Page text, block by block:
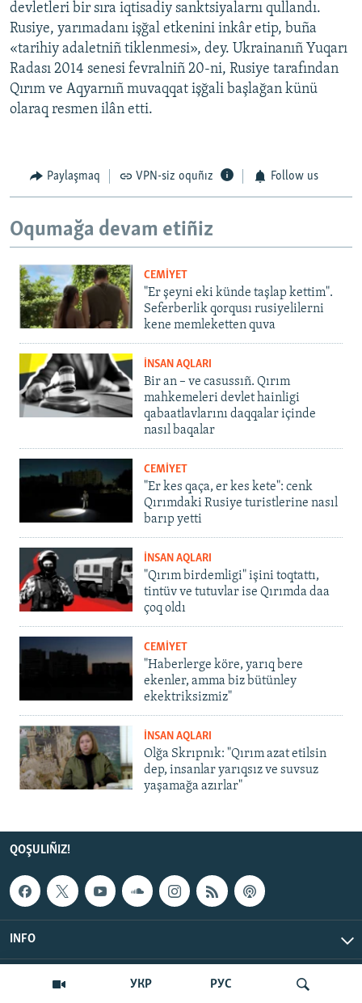
УКР РУС
devletleri bir sıra iqtisadiy sanktsiyalarnı qullandı.
Rusiye, yarımadanı işğal etkenini inkâr etip, buña
«tarihiy adaletniñ tiklenmesi», dey. Ukrainanıñ Yuqarı
Radası 2014 senesi fevralniñ 20-ni, Rusiye tarafından
Qırım ve Aqyarnıñ muvaqqat işğali başlağan künü
olaraq resmen ilân etti.
Paylaşmaq VPN-siz oquñız Follow us
Oqumağa devam etiñiz
CEMİYET
"Er şeyni eki künde taşlap kettim".
Seferberlik qorqusı rusiyelilerni
kene memleketten quva
İNSAN AQLARI
Bir an – ve casussıñ. Qırım
mahkemeleri devlet hainligi
qabaatlavlarını daqqalar içinde
nasıl baqalar
CEMİYET
"Er kes qaça, er kes kete": cenk
Qırımdaki Rusiye turistlerine nasıl
barıp yetti
İNSAN AQLARI
"Qırım birdemligi" işini toqtattı,
tintüv ve tutuvlar ise Qırımda daa
çoq oldı
CEMİYET
"Haberlerge köre, yarıq bere
ekenler, amma biz bütünley
ekektriksizmiz"
İNSAN AQLARI
Olğa Skrıpnık: "Qırım azat etilsin
dep, insanlar yarıqsız ve suvsuz
yaşamağa azırlar"
QOŞULIÑIZ!
INFO
© Qırım.Aqiqat, 2026 | All Rights Reserved.